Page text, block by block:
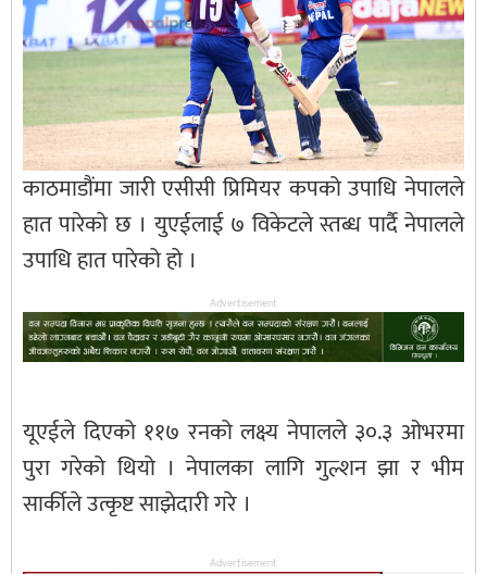
काठमाडौंमा जारी एसीसी प्रिमियर कपको उपाधि नेपालले
हात पारेको छ । युएईलाई ७ विकेटले स्तब्ध पार्दै नेपालले
उपाधि हात पारेको हो ।
Advertisement
यूएईले दिएको ११७ रनको लक्ष्य नेपालले ३०.३ ओभरमा
पुरा गरेको थियो । नेपालका लागि गुल्शन झा र भीम
सार्कीले उत्कृष्ट साझेदारी गरे ।
Advertisement